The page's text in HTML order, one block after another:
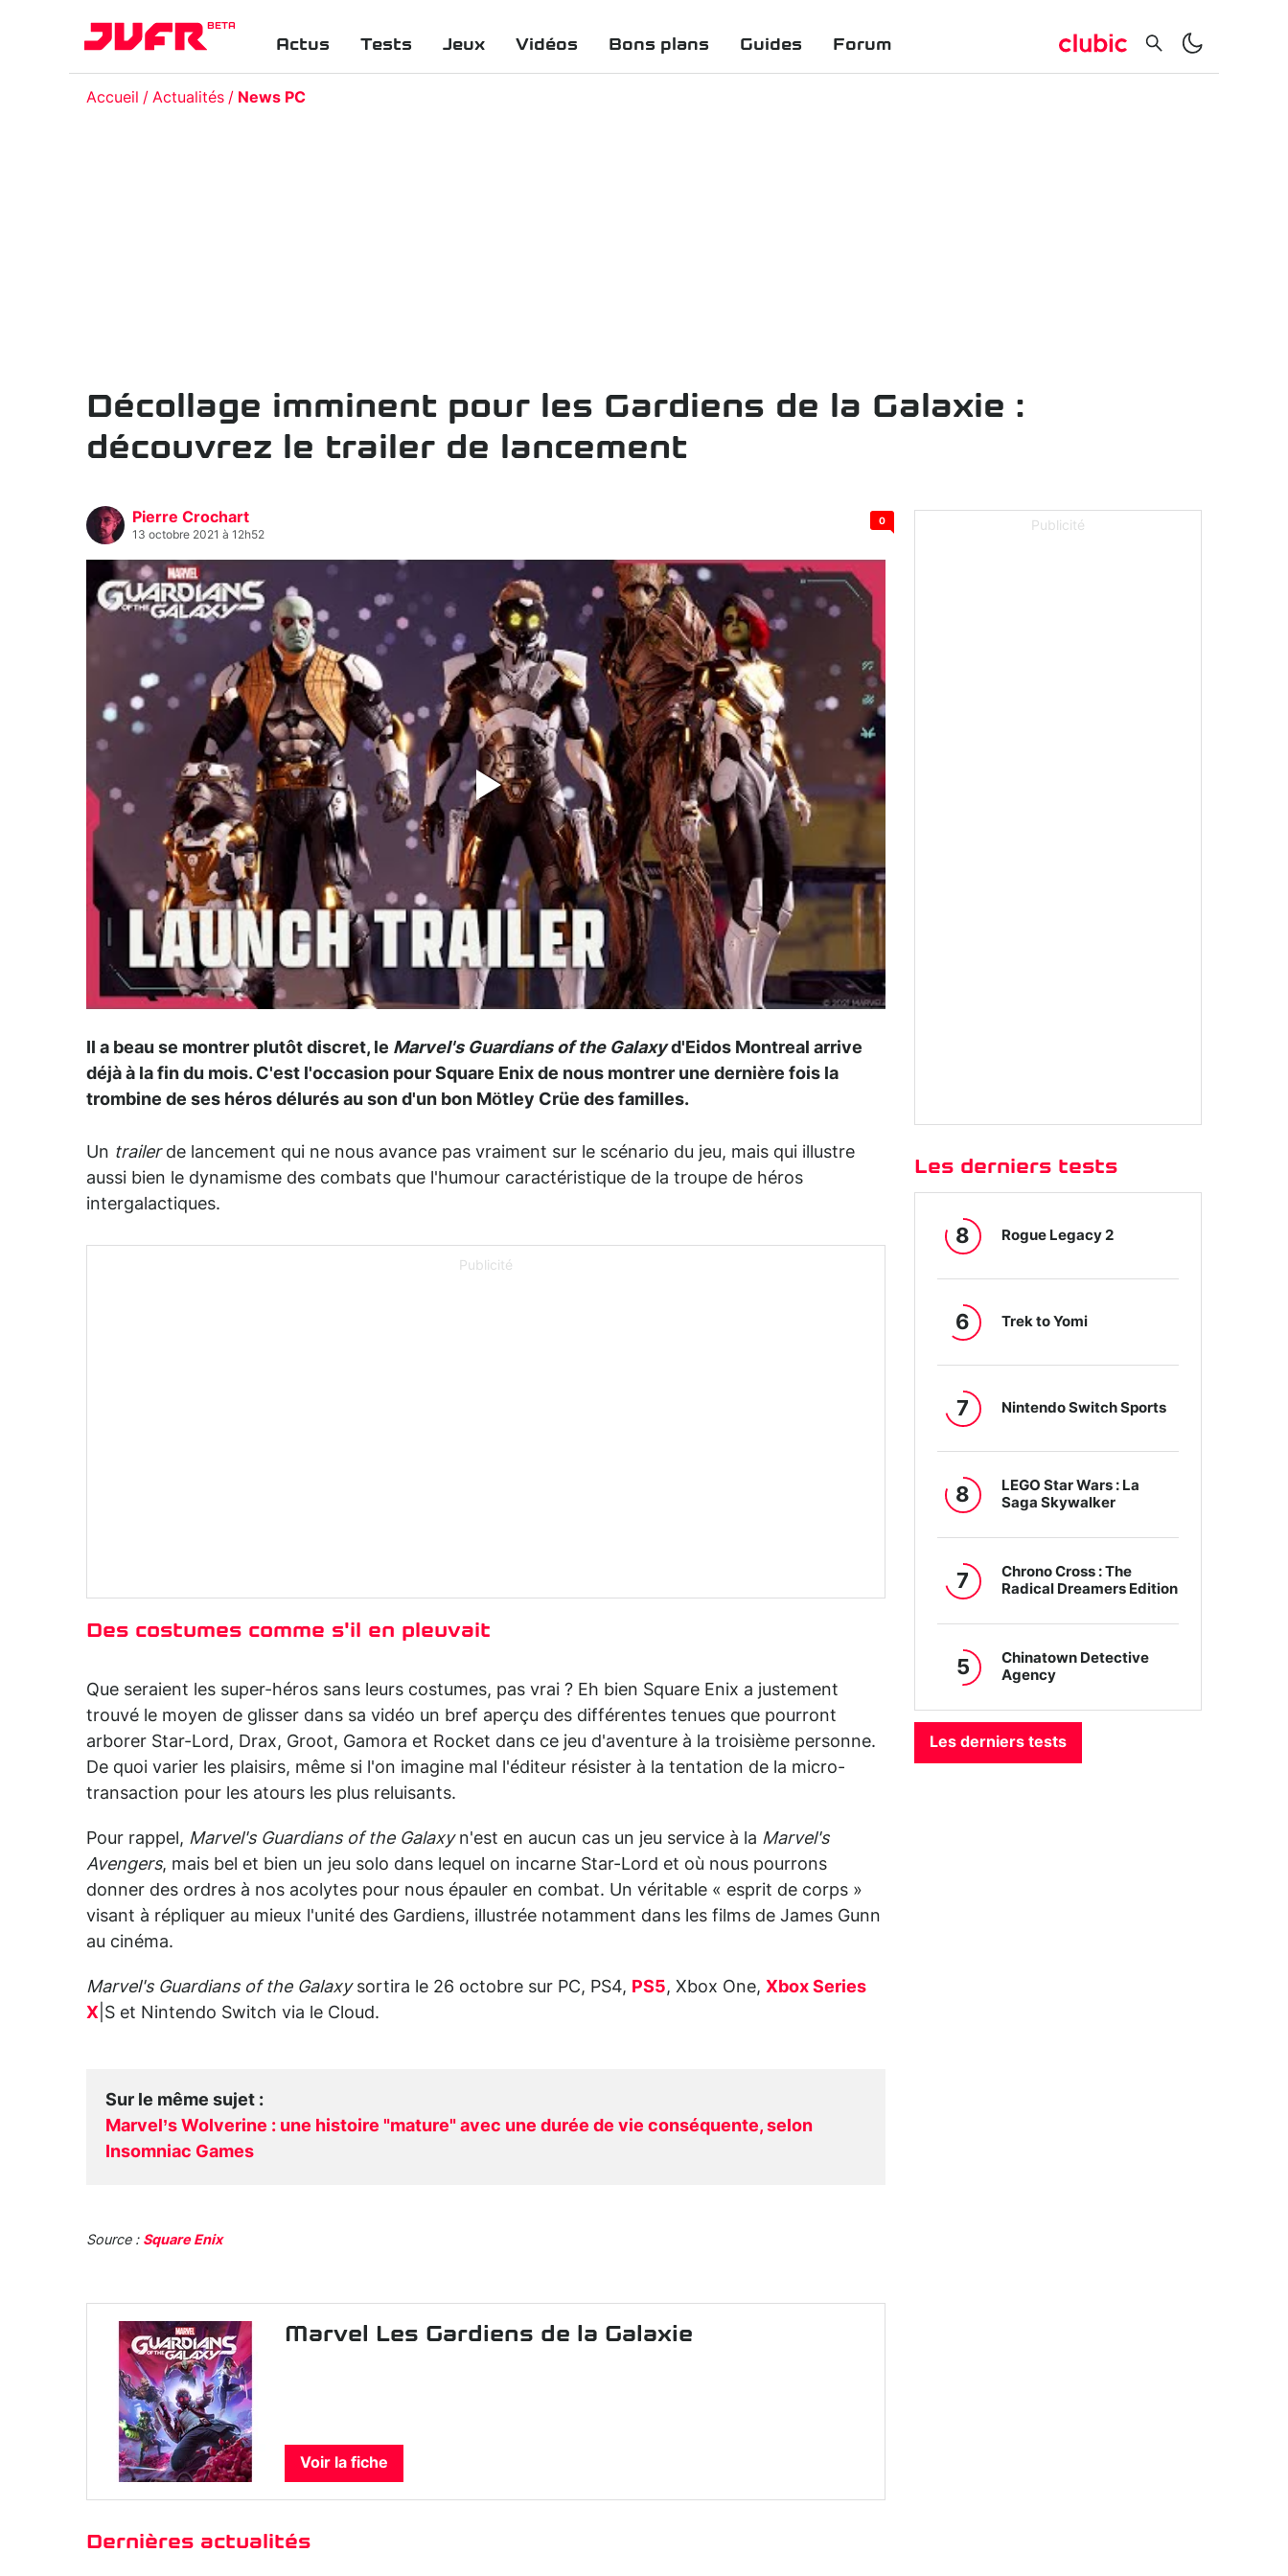
BETA
Actus Tests Jeux Vidéos Bons plans Guides Forum
Accueil Actualités News PC
Décollage imminent pour les Gardiens de la Galaxie :
découvrez le trailer de lancement
Pierre Crochart
13 octobre 2021 à 12h52
0
Il a beau se montrer plutôt discret, le Marvel's Guardians of the Galaxyd'Eidos Montreal arrive
déjà à la fin du mois. C'est l'occasion pour Square Enix de nous montrer une dernière fois la
trombine de ses héros délurés au son d'un bon Mötley Crüe des familles.
Un trailerde lancement qui ne nous avance pas vraiment sur le scénario du jeu, mais qui illustre
aussi bien le dynamisme des combats que l'humour caractéristique de la troupe de héros
intergalactiques.
Publicité
Des costumes comme s'il en pleuvait
Que seraient les super-héros sans leurs costumes, pas vrai ? Eh bien Square Enix a justement
trouvé le moyen de glisser dans sa vidéo un bref aperçu des différentes tenues que pourront
arborer Star-Lord, Drax, Groot, Gamora et Rocket dans ce jeu d'aventure à la troisième personne.
De quoi varier les plaisirs, même si l'on imagine mal l'éditeur résister à la tentation de la micro-
transaction pour les atours les plus reluisants.
Pour rappel, Marvel's Guardians of the Galaxyn'est en aucun cas un jeu service à la Marvel's
Avengers, mais bel et bien un jeu solo dans lequel on incarne Star-Lord et où nous pourrons
donner des ordres à nos acolytes pour nous épauler en combat. Un véritable « esprit de corps »
visant à répliquer au mieux l'unité des Gardiens, illustrée notamment dans les films de James Gunn
au cinéma.
Marvel's Guardians of the Galaxy sortira le 26 octobre sur PC, PS4, PS5, Xbox One, Xbox Series
X |S et Nintendo Switch via le Cloud.
Sur le même sujet :
Marvel’s Wolverine : une histoire "mature" avec une durée de vie conséquente, selon
Insomniac Games
Source : Square Enix
Marvel Les Gardiens de la Galaxie
Voir la fiche
Dernières actualités
Publicité
Les derniers tests
8 Rogue Legacy 2
6 Trek to Yomi
7 Nintendo Switch Sports
8
LEGO Star Wars : La
Saga Skywalker
7
Chrono Cross : The
Radical Dreamers Edition
5
Chinatown Detective
Agency
Les derniers tests